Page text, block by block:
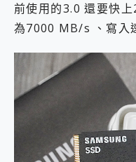
前使用的3.0 還要快
為7000 MB/s 、寫入